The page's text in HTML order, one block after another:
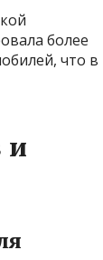
более
что в
и